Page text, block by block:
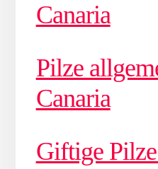
Canaria
Pilze
Canaria
Giftige